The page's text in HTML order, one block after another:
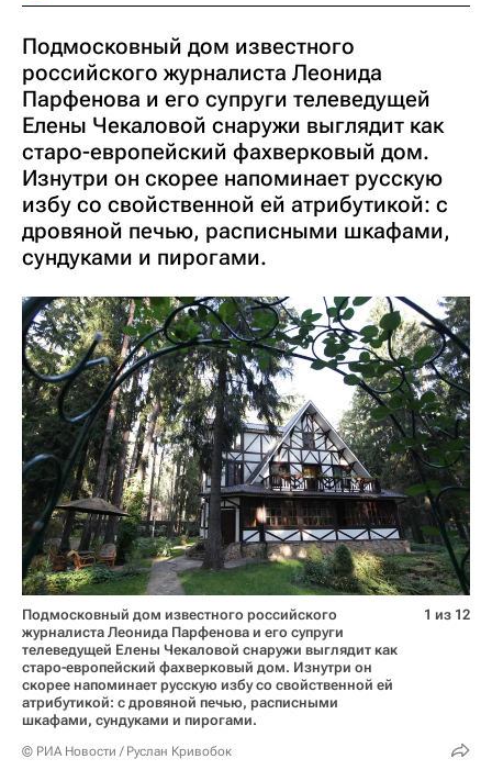
Подмосковный дом известного
российского журналиста Леонида
Парфенова и его супруги телеведущей
Елены Чекаловой снаружи выглядит как
старо-европейский фахверковый дом.
Изнутри он скорее напоминает русскую
избу со свойственной ей атрибутикой: с
дровяной печью, расписными шкафами,
сундуками и пирогами.
Подмосковный дом известного российского
журналиста Леонида Парфенова и его супруги
телеведущей Елены Чекаловой снаружи выглядит как
старо-европейский фахверковый дом. Изнутри он
скорее напоминает русскую избу со свойственной ей
атрибутикой: с дровяной печью, расписными
шкафами, сундуками и пирогами.
© РИА Новости / Руслан Кривобок
1 из 12